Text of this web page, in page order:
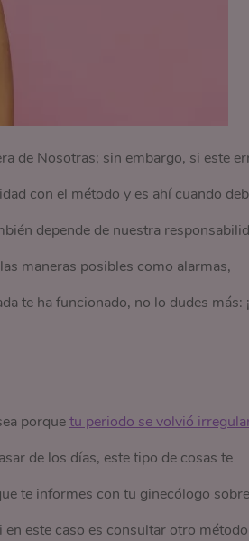
de Nosotras; sin embargo, si este
con el método y es ahí cuando
depende de nuestra
maneras posibles como alarmas,
te ha funcionado, no lo dudes más:
porquetu periodo se volvió
de los días, este tipo de cosas te
te informes con tu ginecólogo
este caso es consultar otro método